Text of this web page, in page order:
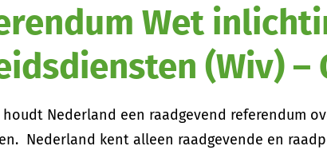
Wet
(Wiv) –
houdt Nederland een raadgevend referendum
Nederland kent alleen raadgevende en